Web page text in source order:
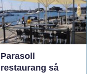
Parasoll
restaurang så